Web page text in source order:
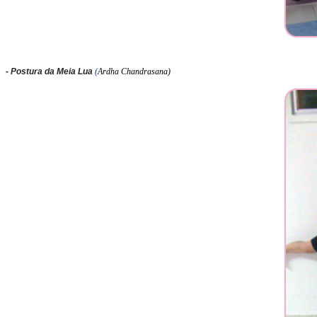
- Postura da Meia Lua (Ardha Chandrasana)